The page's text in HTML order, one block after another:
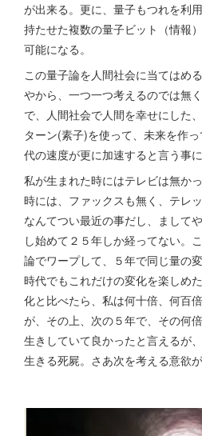
が出来る。更に、量子もつれを利
持たせた複数の量子ビット（情報
可能になる。
この量子論を人間社会に当てはめ
やから、一つ一つ考えるのでは無
で、人間社会で人間を幸せにした
ターン(素子)を使って、未来を作
代の速度が更に加速すると言う事に
私が生まれた時にはテレビは無か
時には、ファックスも無く、テレ
なんてつい最近の事だし、まして
し始めて２５年しか経ってない。
論でワープして、５年で同じ量の
時代でもこれだけの変化を楽しめ
化と比べたら、私は何十倍、何百
が、その上、次の５年で、その何
生きしていて良かったと言えるが
生きる死屍。さあ次を考える意欲